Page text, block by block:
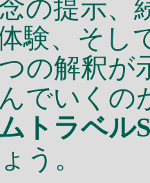
の提示、
験、そし
の解釈が
でいくの
トラベル
う。